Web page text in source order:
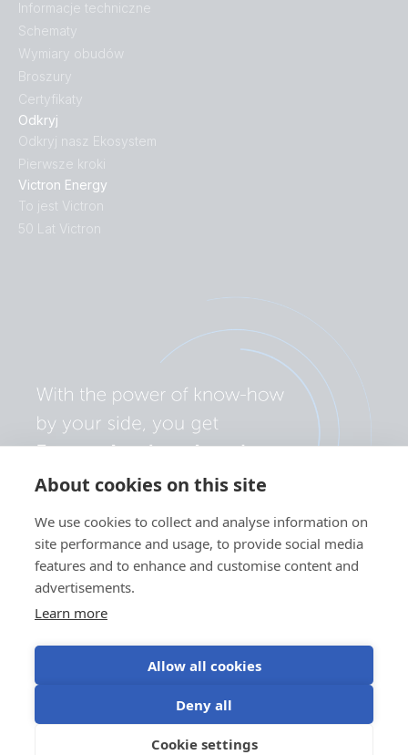
About cookies on this site
We use cookies to collect and analyse information on
site performance and usage, to provide social media
features and to enhance and customise content and
advertisements.
Learn more
Allow all cookies
Deny all
Cookie settings
Odkryj
Odkryj nasz Ekosystem
Pierwsze kroki
Victron Energy
To jest Victron
50 Lat Victron
Informacje techniczne
Schematy
Wymiary obudów
Broszury
Certyfikaty
Polityka prywatności
Korzystanie z plików cookieWarunki użytkowania
©Victron Energy 2026